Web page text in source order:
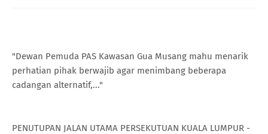
"Dewan Pemuda PAS Kawasan Gua Musang mahu menarik
perhatian pihak berwajib agar menimbang beberapa
cadangan alternatif,..."
PENUTUPAN JALAN UTAMA PERSEKUTUAN KUALA LUMPUR -